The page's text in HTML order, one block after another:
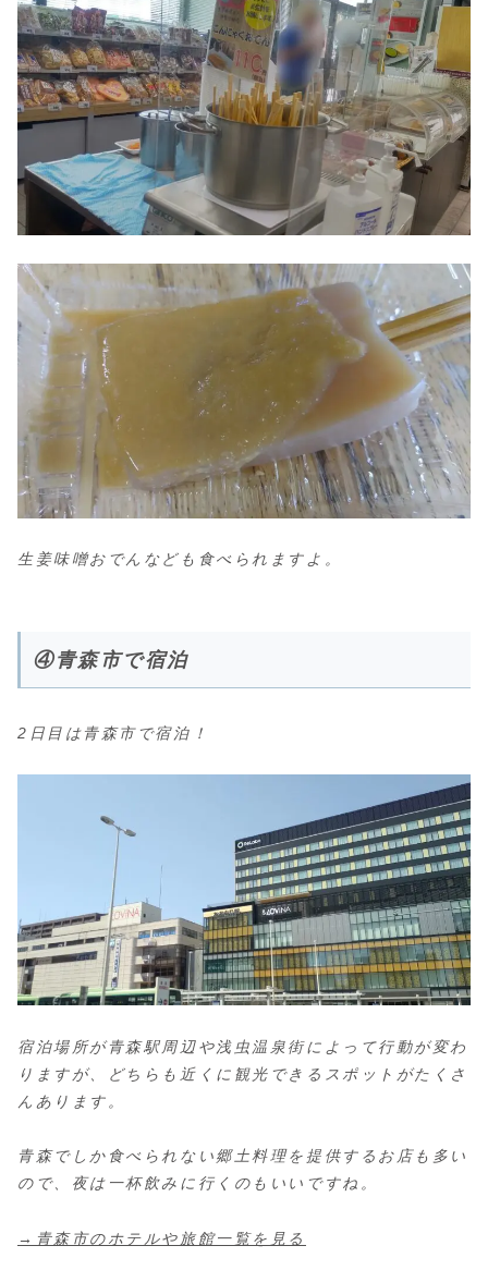
生姜味噌おでんなども食べられますよ。
④青森市で宿泊
2日目は青森市で宿泊！
宿泊場所が青森駅周辺や浅虫温泉街によって行動が変わ
りますが、どちらも近くに観光できるスポットがたくさ
んあります。
青森でしか食べられない郷土料理を提供するお店も多い
ので、夜は一杯飲みに行くのもいいですね。
→青森市のホテルや旅館一覧を見る